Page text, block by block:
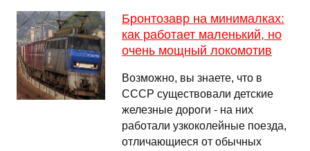
Бронтозавр на минималках:
как работает маленький, но
очень мощный локомотив
Возможно, вы знаете, что в
СССР существовали детские
железные дороги - на них
работали узкоколейные поезда,
отличающиеся от обычных